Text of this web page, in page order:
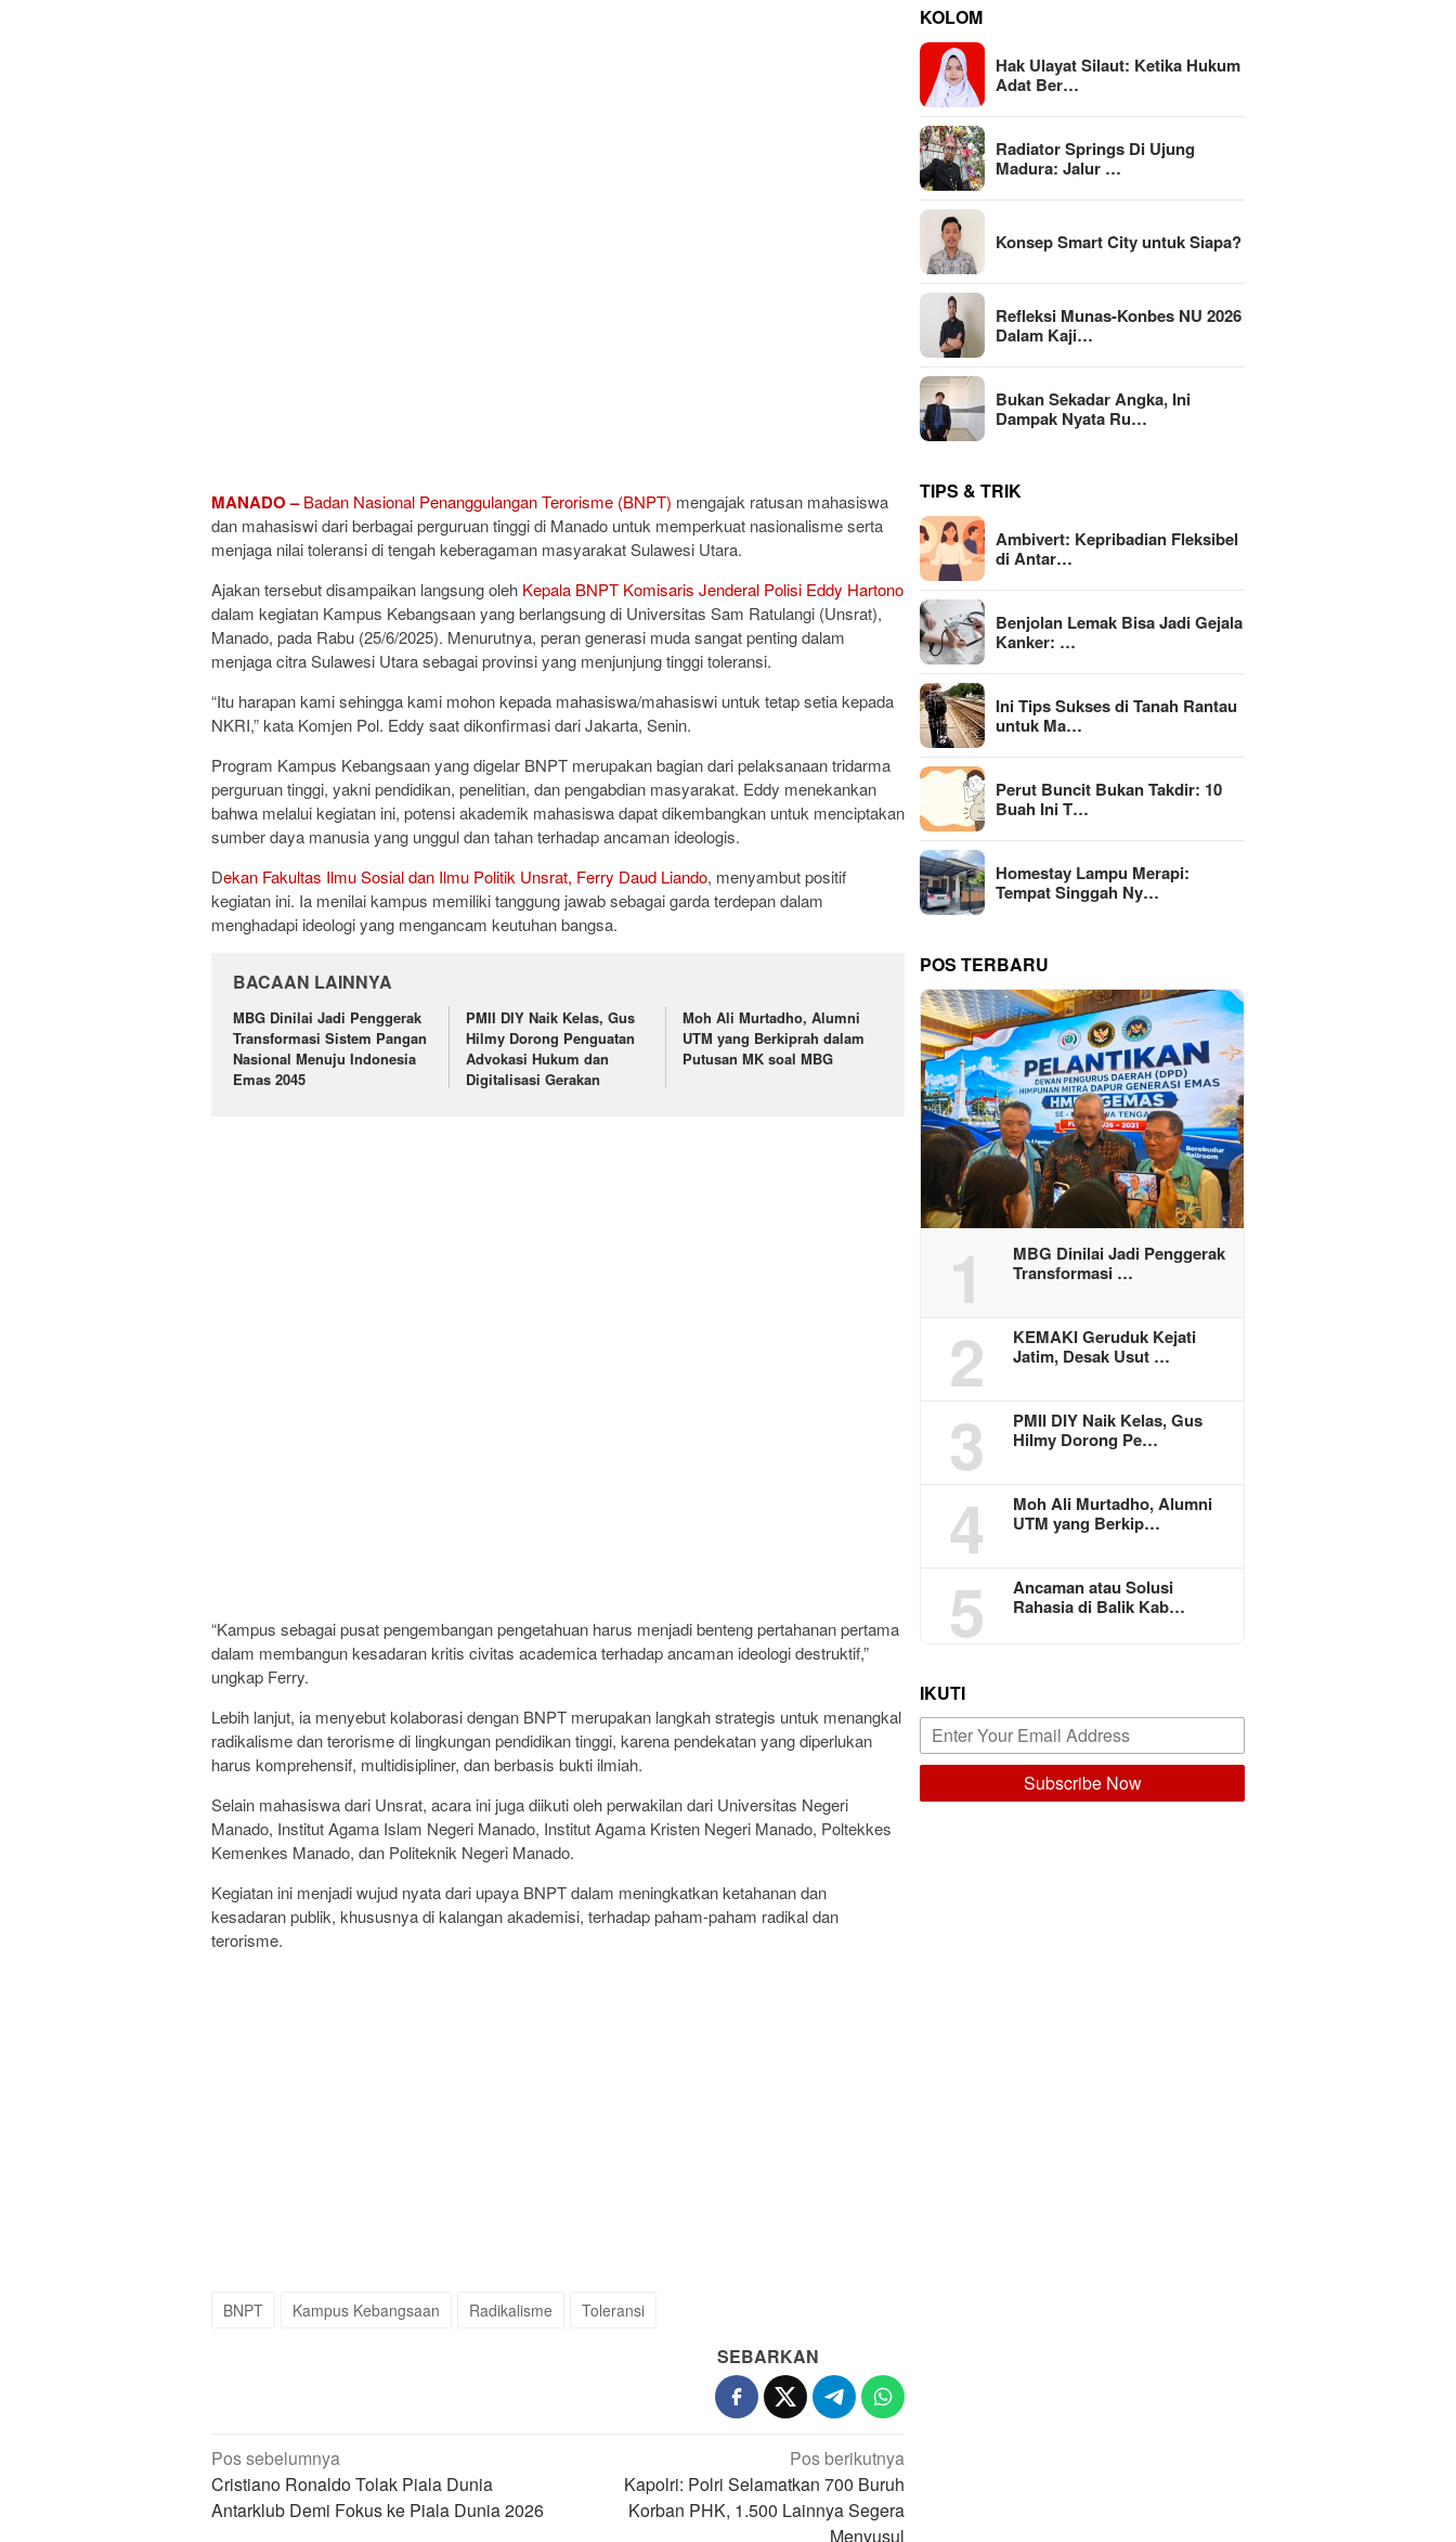
MANADO – Badan Nasional Penanggulangan Terorisme (BNPT) mengajak ratusan mahasiswa
dan mahasiswi dari berbagai perguruan tinggi di Manado untuk memperkuat nasionalisme serta
menjaga nilai toleransi di tengah keberagaman masyarakat Sulawesi Utara.
Ajakan tersebut disampaikan langsung oleh Kepala BNPT Komisaris Jenderal Polisi Eddy Hartono
dalam kegiatan Kampus Kebangsaan yang berlangsung di Universitas Sam Ratulangi (Unsrat),
Manado, pada Rabu (25/6/2025). Menurutnya, peran generasi muda sangat penting dalam
menjaga citra Sulawesi Utara sebagai provinsi yang menjunjung tinggi toleransi.
“Itu harapan kami sehingga kami mohon kepada mahasiswa/mahasiswi untuk tetap setia kepada
NKRI,” kata Komjen Pol. Eddy saat dikonfirmasi dari Jakarta, Senin.
Program Kampus Kebangsaan yang digelar BNPT merupakan bagian dari pelaksanaan tridarma
perguruan tinggi, yakni pendidikan, penelitian, dan pengabdian masyarakat. Eddy menekankan
bahwa melalui kegiatan ini, potensi akademik mahasiswa dapat dikembangkan untuk menciptakan
sumber daya manusia yang unggul dan tahan terhadap ancaman ideologis.
Dekan Fakultas Ilmu Sosial dan Ilmu Politik Unsrat, Ferry Daud Liando, menyambut positif
kegiatan ini. Ia menilai kampus memiliki tanggung jawab sebagai garda terdepan dalam
menghadapi ideologi yang mengancam keutuhan bangsa.
BACAAN LAINNYA
MBG Dinilai Jadi Penggerak
Transformasi Sistem Pangan
Nasional Menuju Indonesia
Emas 2045
PMII DIY Naik Kelas, Gus
Hilmy Dorong Penguatan
Advokasi Hukum dan
Digitalisasi Gerakan
Moh Ali Murtadho, Alumni
UTM yang Berkiprah dalam
Putusan MK soal MBG
“Kampus sebagai pusat pengembangan pengetahuan harus menjadi benteng pertahanan pertama
dalam membangun kesadaran kritis civitas academica terhadap ancaman ideologi destruktif,”
ungkap Ferry.
Lebih lanjut, ia menyebut kolaborasi dengan BNPT merupakan langkah strategis untuk menangkal
radikalisme dan terorisme di lingkungan pendidikan tinggi, karena pendekatan yang diperlukan
harus komprehensif, multidisipliner, dan berbasis bukti ilmiah.
Selain mahasiswa dari Unsrat, acara ini juga diikuti oleh perwakilan dari Universitas Negeri
Manado, Institut Agama Islam Negeri Manado, Institut Agama Kristen Negeri Manado, Poltekkes
Kemenkes Manado, dan Politeknik Negeri Manado.
Kegiatan ini menjadi wujud nyata dari upaya BNPT dalam meningkatkan ketahanan dan
kesadaran publik, khususnya di kalangan akademisi, terhadap paham-paham radikal dan
terorisme.
BNPT Kampus Kebangsaan Radikalisme Toleransi
SEBARKAN
Navigasi
pos
Pos sebelumnya
Cristiano Ronaldo Tolak Piala Dunia
Antarklub Demi Fokus ke Piala Dunia 2026
Pos berikutnya
Kapolri: Polri Selamatkan 700 Buruh
Korban PHK, 1.500 Lainnya Segera
Menyusul
KOLOM
Hak Ulayat Silaut: Ketika Hukum
Adat Ber…
Radiator Springs Di Ujung
Madura: Jalur …
Konsep Smart City untuk Siapa?
Refleksi Munas-Konbes NU 2026
Dalam Kaji…
Bukan Sekadar Angka, Ini
Dampak Nyata Ru…
TIPS & TRIK
Ambivert: Kepribadian Fleksibel
di Antar…
Benjolan Lemak Bisa Jadi Gejala
Kanker: …
Ini Tips Sukses di Tanah Rantau
untuk Ma…
Perut Buncit Bukan Takdir: 10
Buah Ini T…
Homestay Lampu Merapi:
Tempat Singgah Ny…
POS TERBARU
1
MBG Dinilai Jadi Penggerak
Transformasi …
2
KEMAKI Geruduk Kejati
Jatim, Desak Usut …
3
PMII DIY Naik Kelas, Gus
Hilmy Dorong Pe…
4
Moh Ali Murtadho, Alumni
UTM yang Berkip…
5
Ancaman atau Solusi
Rahasia di Balik Kab…
IKUTI